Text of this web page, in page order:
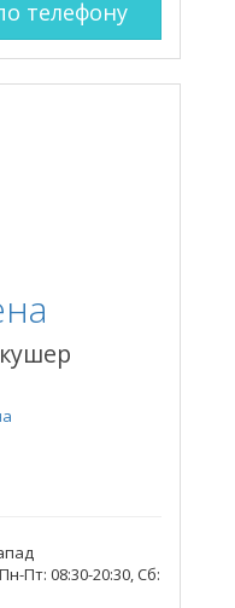
телефону
Пн-Пт: 08:30-20:30, Сб: